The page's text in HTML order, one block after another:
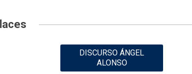
DISCURSO ÁNGEL
ALONSO